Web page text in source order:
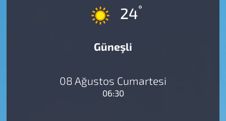
24°
Güneşli
08 Ağustos Cumartesi
06:30